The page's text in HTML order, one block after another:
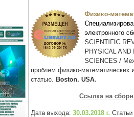
Физико-
электронного
SCIENTIFIC
PHYSICAL AND
SCIENCES /
проблем физико-математических
статью. Boston. USA.
Ссылка на
Дата выхода: 30.03.2018 г.